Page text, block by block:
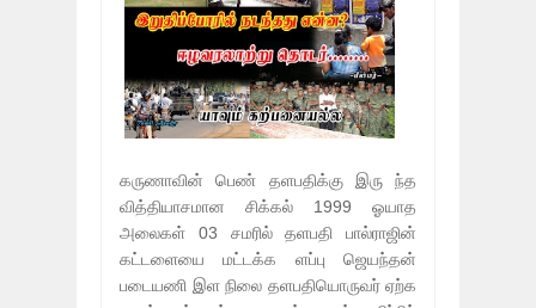
உலக நாடுகளே கண்டு அஞ்சும்
Feb 22, 2019
நாடுகடந்த தமிழீழ அரசாங்கத்தின்
Feb 22, 2019
நாடுகடந்த தமிழீழ அரசின்
கருணாவின் பெண் தளபதிக்கு இரு ந்த
வித்தியாசமான சிக்கல் 1999 ஓயாத
அலைகள் 03 சமரில் தளபதி பால்ராஜின்
கட்டளையை மட்டக்க ளப்பு ஜெயந்தன்
படையணி இள நிலை தளபதியொருவர் ஏற்க